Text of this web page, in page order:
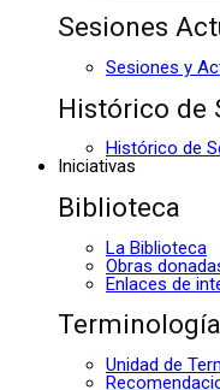
Sesiones
Sesiones y
Histórico de
Histórico de
Iniciativas
Biblioteca
La Biblioteca
Obras
Enlaces de
Unidad de